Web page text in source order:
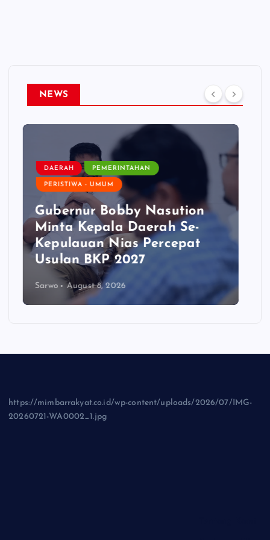
NEWS
DAERAH PEMERINTAHAN
PERISTIWA - UMUM
TEKNOLOGI - PENDIDIKAN
Jambore Anak TK/RA Bandar
Khalipah Jadi Contoh
Kolaborasi Desa
Sarwo August 8, 2026
https://mimbarrakyat.co.id/wp-content/uploads/2026/07/IMG-
20260721-WA0002_1.jpg